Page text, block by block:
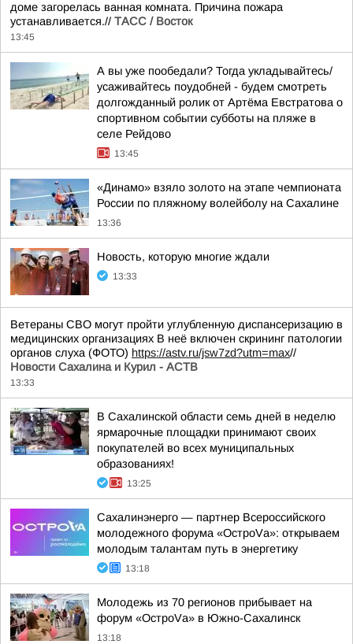
доме загорелась ванная комната. Причина пожара
устанавливается.// ТАСС / Восток
13:45
А вы уже пообедали? Тогда укладывайтесь/
усаживайтесь поудобней - будем смотреть
долгожданный ролик от Артёма Евстратова о
спортивном событии субботы на пляже в
селе Рейдово
13:45
«Динамо» взяло золото на этапе чемпионата
России по пляжному волейболу на Сахалине
13:36
Новость, которую многие ждали
13:33
Ветераны СВО могут пройти углубленную диспансеризацию в
медицинских организациях В неё включен скрининг патологии
органов слуха (ФОТО) https://astv.ru/jsw7zd?utm=max//
Новости Сахалина и Курил - АСТВ
13:33
В Сахалинской области семь дней в неделю
ярмарочные площадки принимают своих
покупателей во всех муниципальных
образованиях!
13:25
Сахалинэнерго — партнер Всероссийского
молодежного форума «ОстроVа»: открываем
молодым талантам путь в энергетику
13:18
Молодежь из 70 регионов прибывает на
форум «ОстроVа» в Южно-Сахалинск
13:18